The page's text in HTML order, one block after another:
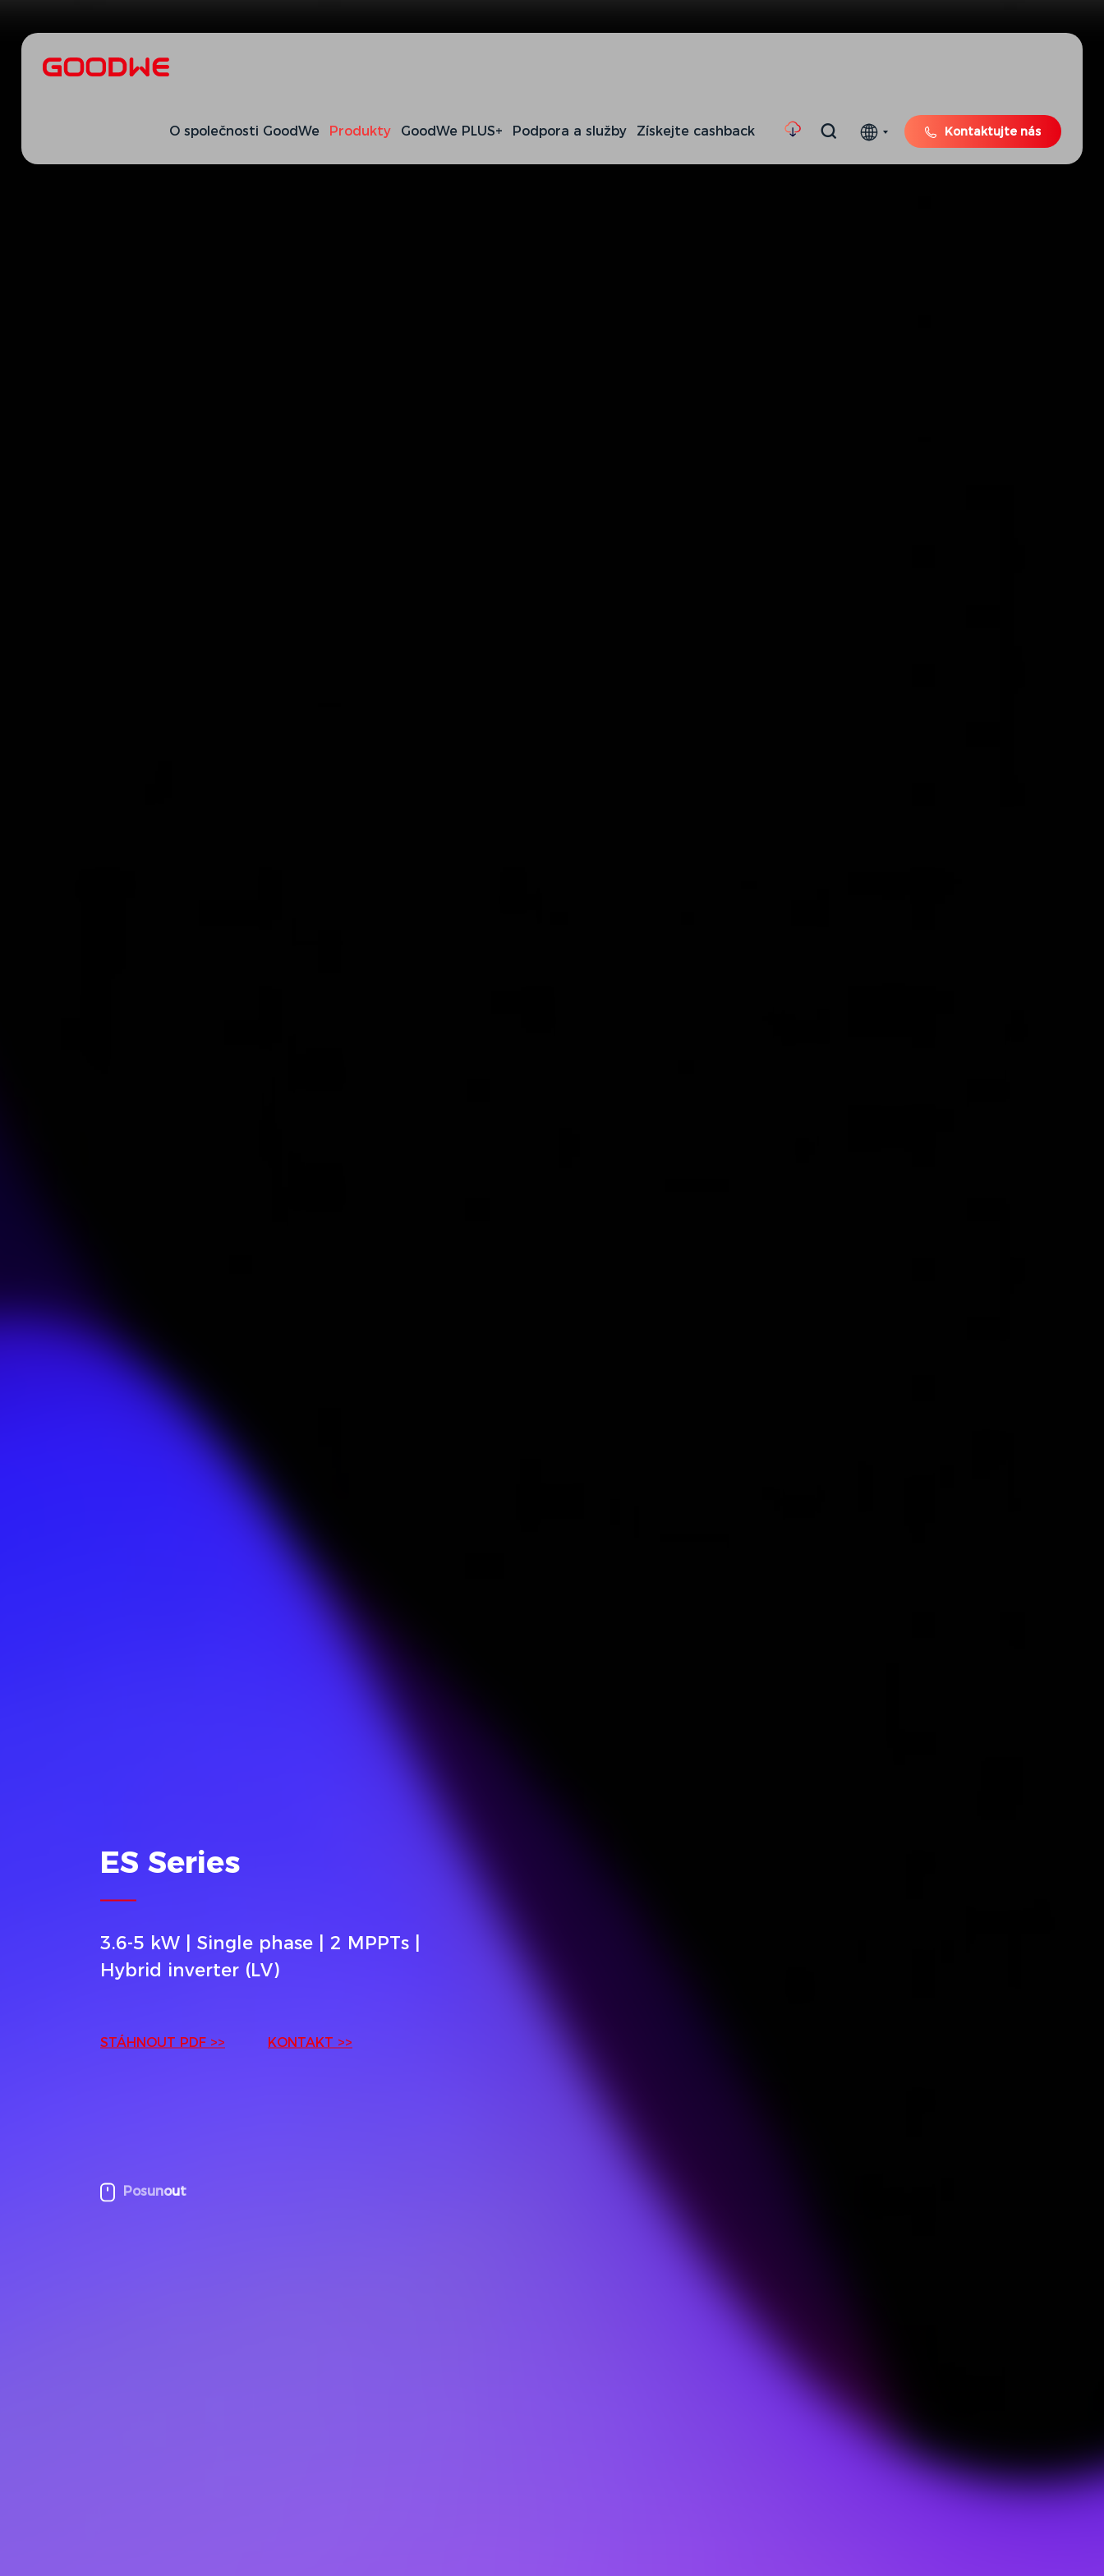
O společnosti GoodWe Produkty GoodWe PLUS+ Podpora a služby Získejte cashback Kontaktujte nás
ES Series
3.6-5 kW | Single phase | 2 MPPTs |
Hybrid inverter (LV)
STÁHNOUT PDF >> KONTAKT >>
Posunout